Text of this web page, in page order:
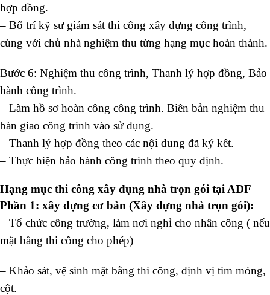
hợp đồng.
– Bố trí kỹ sư giám sát thi công xây dựng công trình,
cùng với chủ nhà nghiệm thu từng hạng mục hoàn thành.
Bước 6: Nghiệm thu công trình, Thanh lý hợp đồng, Bảo
hành công trình.
– Làm hồ sơ hoàn công công trình. Biên bản nghiệm thu
bàn giao công trình vào sử dụng.
– Thanh lý hợp đồng theo các nội dung đã ký kêt.
– Thực hiện bảo hành công trình theo quy định.
Hạng mục thi công xây dụng nhà trọn gói tại ADF
Phần 1: xây dựng cơ bản (Xây dựng nhà trọn gói):
– Tổ chức công trường, làm nơi nghỉ cho nhân công ( nếu
mặt bằng thi công cho phép)
– Khảo sát, vệ sinh mặt bằng thi công, định vị tim móng,
cột.